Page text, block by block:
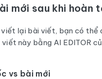
mới sau khi hoàn
lại bài viết, bạn có thể
này bằng AI EDITOR
vs bài mới